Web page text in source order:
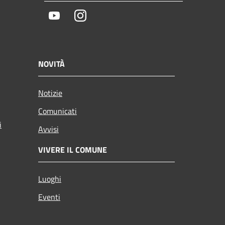
YoutubeInstagram
NOVITÀ
Notizie
Comunicati
Avvisi
VIVERE IL COMUNE
Luoghi
Eventi